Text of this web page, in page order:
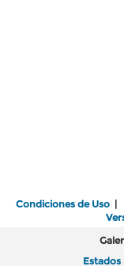
Condiciones de Uso |
Estados